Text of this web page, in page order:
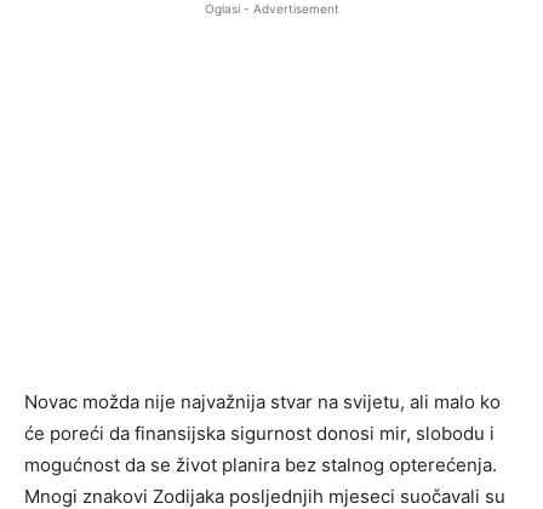
Oglasi - Advertisement
Novac možda nije najvažnija stvar na svijetu, ali malo ko
će poreći da finansijska sigurnost donosi mir, slobodu i
mogućnost da se život planira bez stalnog opterećenja.
Mnogi znakovi Zodijaka posljednjih mjeseci suočavali su